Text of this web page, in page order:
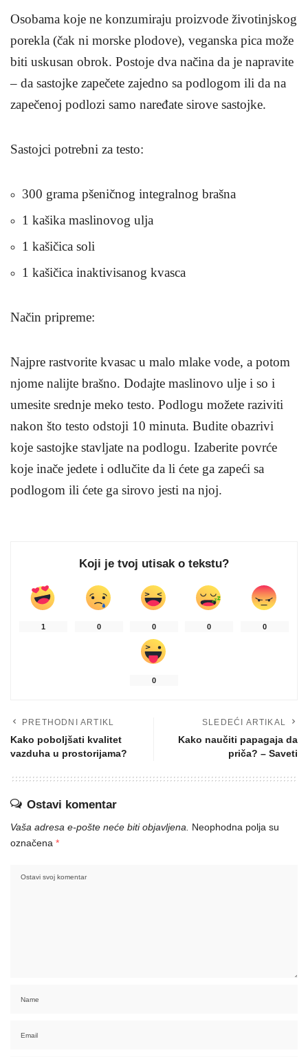
Osobama koje ne konzumiraju proizvode životinjskog
porekla (čak ni morske plodove), veganska pica može
biti uskusan obrok. Postoje dva načina da je napravite
– da sastojke zapečete zajedno sa podlogom ili da na
zapečenoj podlozi samo naređate sirove sastojke.
Sastojci potrebni za testo:
300 grama pšeničnog integralnog brašna
1 kašika maslinovog ulja
1 kašičica soli
1 kašičica inaktivisanog kvasca
Način pripreme:
Najpre rastvorite kvasac u malo mlake vode, a potom
njome nalijte brašno. Dodajte maslinovo ulje i so i
umesite srednje meko testo. Podlogu možete raziviti
nakon što testo odstoji 10 minuta. Budite obazrivi
koje sastojke stavljate na podlogu. Izaberite povrće
koje inače jedete i odlučite da li ćete ga zapeći sa
podlogom ili ćete ga sirovo jesti na njoj.
Koji je tvoj utisak o tekstu?
1 0 0 0 0
0
PRETHODNI ARTIKL
Kako poboljšati kvalitet
vazduha u prostorijama?
SLEDEĆI ARTIKAL
Kako naučiti papagaja da
priča? – Saveti
Ostavi komentar
Vaša adresa e-pošte neće biti objavljena.
Neophodna polja su
označena *